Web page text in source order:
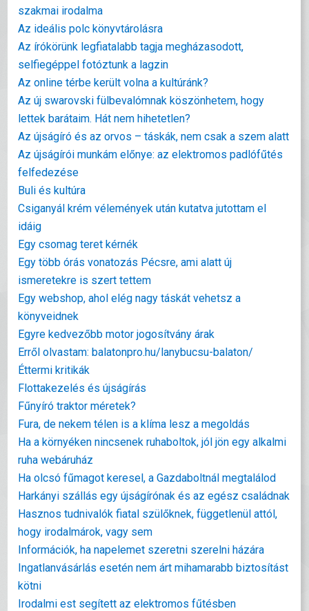
szakmai irodalma
Az ideális polc könyvtárolásra
Az írókörünk legfiatalabb tagja megházasodott,
selfiegéppel fotóztunk a lagzin
Az online térbe került volna a kultúránk?
Az új swarovski fülbevalómnak köszönhetem, hogy
lettek barátaim. Hát nem hihetetlen?
Az újságíró és az orvos – táskák, nem csak a szem alatt
Az újságírói munkám előnye: az elektromos padlófűtés
felfedezése
Buli és kultúra
Csiganyál krém vélemények után kutatva jutottam el
idáig
Egy csomag teret kérnék
Egy több órás vonatozás Pécsre, ami alatt új
ismeretekre is szert tettem
Egy webshop, ahol elég nagy táskát vehetsz a
könyveidnek
Egyre kedvezőbb motor jogosítvány árak
Erről olvastam: balatonpro.hu/lanybucsu-balaton/
Éttermi kritikák
Flottakezelés és újságírás
Fűnyíró traktor méretek?
Fura, de nekem télen is a klíma lesz a megoldás
Ha a környéken nincsenek ruhaboltok, jól jön egy alkalmi
ruha webáruház
Ha olcsó fűmagot keresel, a Gazdaboltnál megtalálod
Harkányi szállás egy újságírónak és az egész családnak
Hasznos tudnivalók fiatal szülőknek, függetlenül attól,
hogy irodalmárok, vagy sem
Információk, ha napelemet szeretni szerelni házára
Ingatlanvásárlás esetén nem árt mihamarabb biztosítást
kötni
Irodalmi est segített az elektromos fűtésben